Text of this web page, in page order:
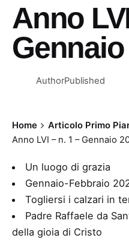
Anno
AuthorPublished
Home
Articolo Primo
Anno LVI – n. 1 – Gennaio
Un luogo di grazia
Gennaio-Febbraio
Togliersi i calzari in
Padre Raffaele da
della gioia di Cristo